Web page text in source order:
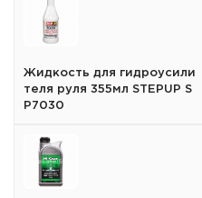
Жидкость для гидроусили
теля руля 355мл STEPUP S
P7030